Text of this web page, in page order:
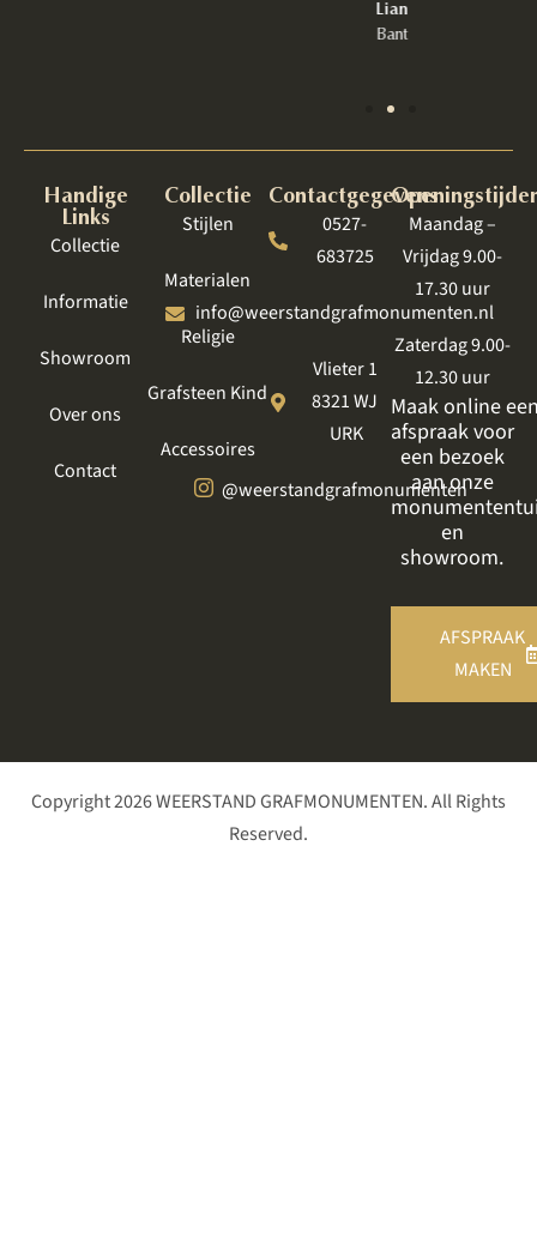
Lian
Bant
Handige
Links
Collectie
Informatie
Showroom
Over ons
Contact
Collectie
Stijlen
Materialen
Religie
Grafsteen Kind
Accessoires
Contactgegevens
0527-
683725
info@weerstandgrafmonumenten.nl
Vlieter 1
8321 WJ
URK
@weerstandgrafmonumenten
Maandag –
Vrijdag 9.00-
17.30 uur
Zaterdag 9.00-
12.30 uur
Maak online
afspraak voor
een bezoek
aan onze
en
showroom.
AFSPRAAK
MAKEN
Copyright 2026 WEERSTAND GRAFMONUMENTEN. All Rights
Reserved.